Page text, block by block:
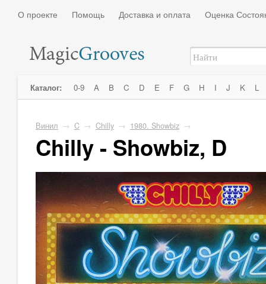
О проекте Помощь Доставка и оплата Оценка
Каталог: 0-9 A B C D E F G H I J K L
Винил → C → Chilly → 1980. Showbiz →
Chilly - Showbiz, D